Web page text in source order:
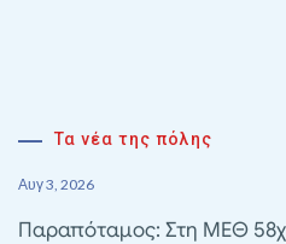
Τα νέα της πόλης
Αυγ 3, 2026
Παραπόταμος: Στη ΜΕΘ